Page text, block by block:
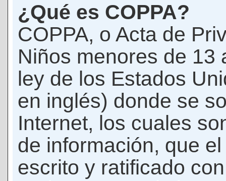
¿Qué es COPPA?
COPPA, o Acta de
Niños menores de 13
ley de los Estados
en inglés) donde se
Internet, los cuales
de información, que
escrito y ratificado